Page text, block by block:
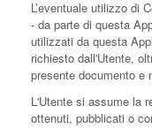
L’eventuale utilizzo di
- da parte di questa
utilizzati da questa
richiesto dall'Utente,
presente documento e
L'Utente si assume la
ottenuti, pubblicati o